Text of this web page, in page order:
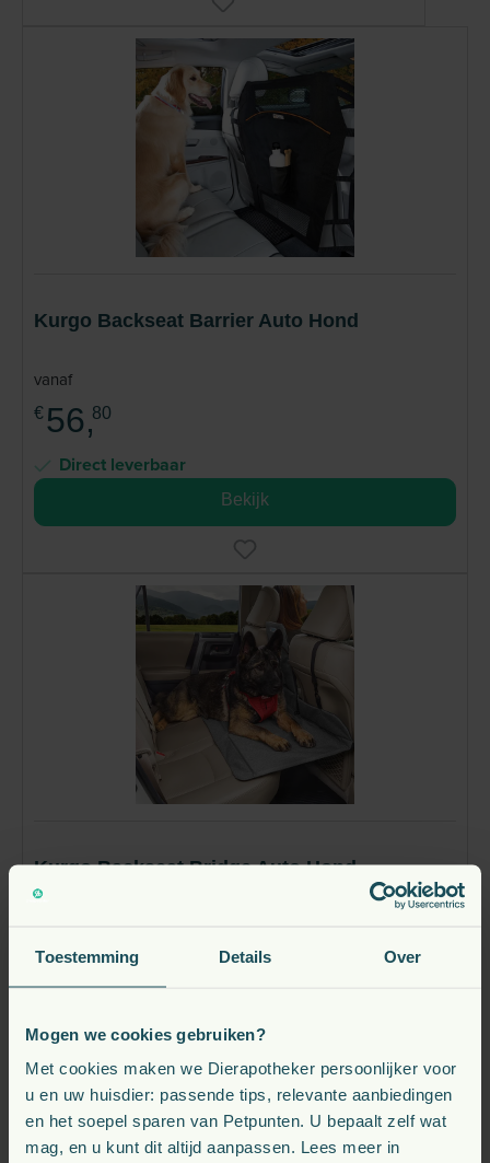
Toestemming Details Over
Mogen we cookies gebruiken?
Met cookies maken we Dierapotheker persoonlijker voor
u en uw huisdier: passende tips, relevante aanbiedingen
en het soepel sparen van Petpunten. U bepaalt zelf wat
mag, en u kunt dit altijd aanpassen. Lees meer in
Kurgo Backseat Barrier Auto Hond
vanaf
€ 56,80
Direct leverbaar
Bekijk
Kurgo Backseat Bridge Auto Hond
Black/Heather Grey
€ 88,15
Bekijk